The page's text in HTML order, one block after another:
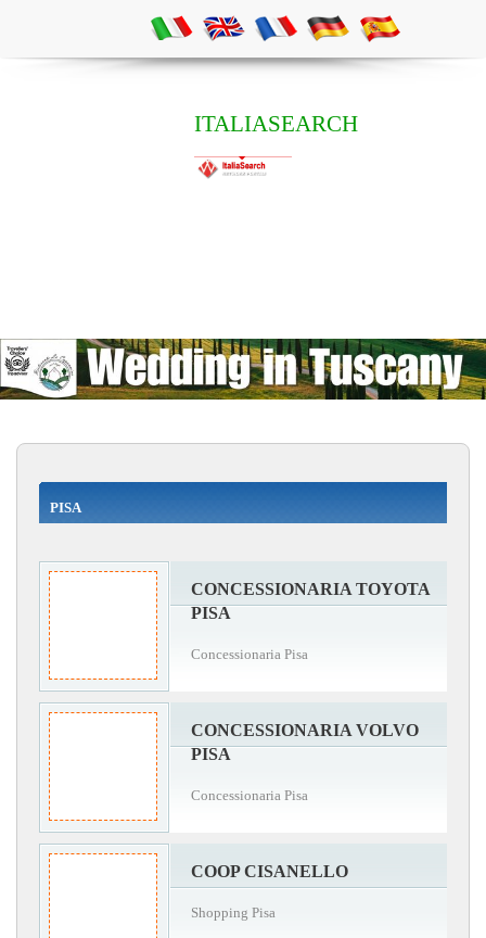
ITALIASEARCH
PISA
CONCESSIONARIA TOYOTA
PISA
Concessionaria Pisa
CONCESSIONARIA VOLVO
PISA
Concessionaria Pisa
COOP CISANELLO
Shopping Pisa